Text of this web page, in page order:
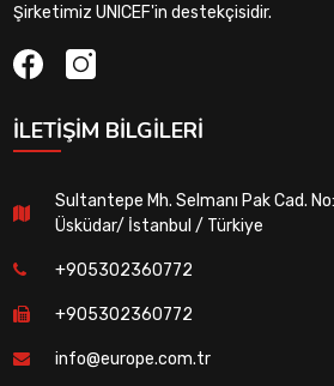
Şirketimiz UNICEF'in destekçisidir.
İLETIŞIM BILGILERI
Sultantepe Mh. Selmanı Pak Cad.
Üsküdar/ İstanbul / Türkiye
+905302360772
+905302360772
info@europe.com.tr